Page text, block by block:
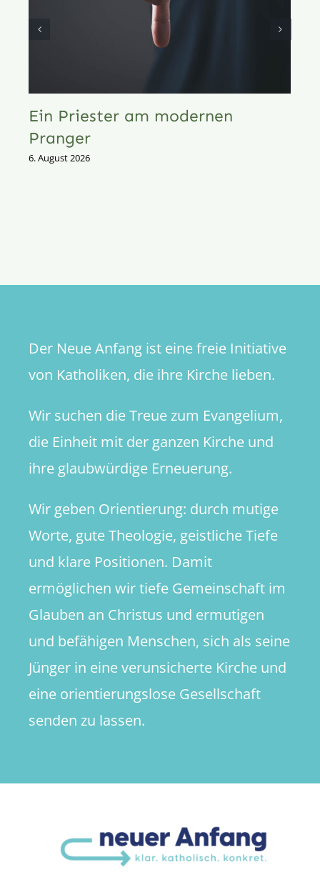
Ein Priester am modernen
Pranger
6. August 2026
Der Neue Anfang ist eine freie Initiative
von Katholiken, die ihre Kirche lieben.
Wir suchen die Treue zum Evangelium,
die Einheit mit der ganzen Kirche und
ihre glaubwürdige Erneuerung.
Wir geben Orientierung: durch mutige
Worte, gute Theologie, geistliche Tiefe
und klare Positionen. Damit
ermöglichen wir tiefe Gemeinschaft im
Glauben an Christus und ermutigen
und befähigen Menschen, sich als seine
Jünger in eine verunsicherte Kirche und
eine orientierungslose Gesellschaft
senden zu lassen.